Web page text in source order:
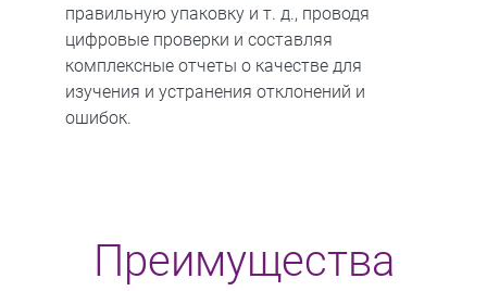
правильную упаковку и т. д., проводя
цифровые проверки и составляя
комплексные отчеты о качестве для
изучения и устранения отклонений и
ошибок.
Преимущества